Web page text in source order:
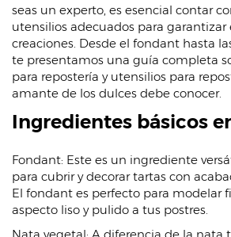
seas un experto, es esencial contar
utensilios adecuados para garantizar
creaciones. Desde el fondant hasta
te presentamos una guía completa
para repostería y utensilios para
amante de los dulces debe conocer.
Ingredientes básicos
Fondant: Este es un ingrediente
para cubrir y decorar tartas con
El fondant es perfecto para modelar
aspecto liso y pulido a tus postres.